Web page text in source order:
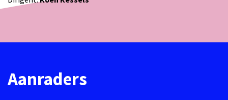
Aanraders